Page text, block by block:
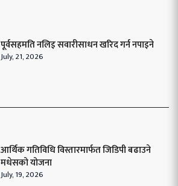
पूर्वसहमति नलिइ सवारीसाधन खरिद गर्न नपाइने
July, 21, 2026
आर्थिक गतिविधि विस्तारमार्फत जिडिपी बढाउने
मधेसको योजना
July, 19, 2026